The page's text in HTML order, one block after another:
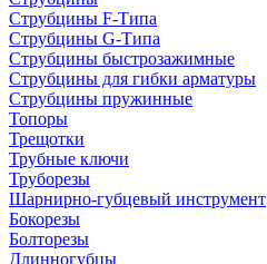
Струбцины F-Типа
Струбцины G-Типа
Струбцины быстрозажимные
Струбцины для гибки арматуры
Струбцины пружинные
Топоры
Трещотки
Трубные ключи
Труборезы
Шарнирно-губцевый инструмент
Бокорезы
Болторезы
Длинногубцы